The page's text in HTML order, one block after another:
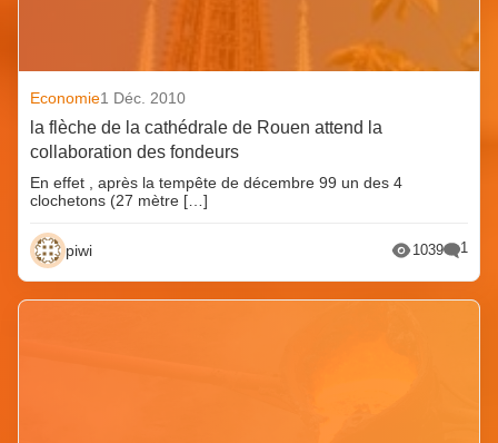
Economie1 Déc. 2010
la flèche de la cathédrale de Rouen attend la
collaboration des fondeurs
En effet , après la tempête de décembre 99 un des 4
clochetons (27 mètre […]
piwi 1039 1